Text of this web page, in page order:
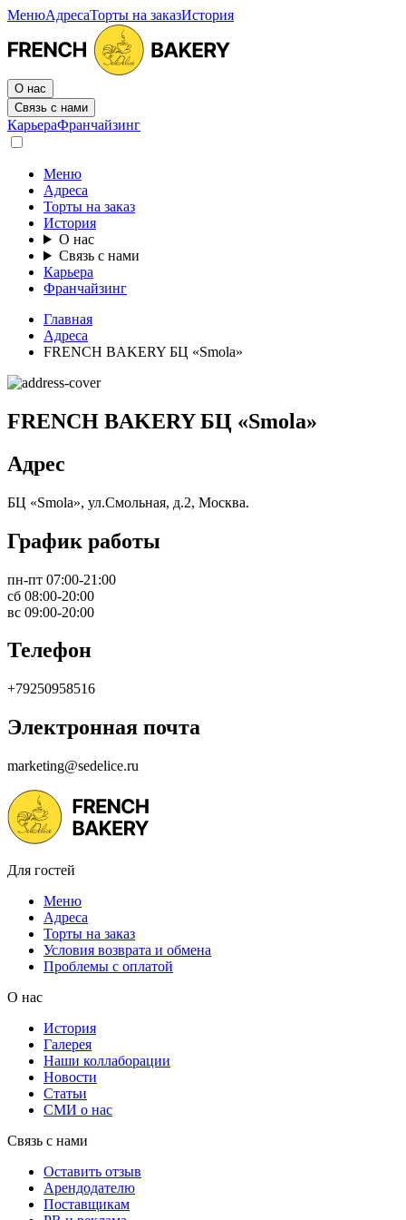
МенюАдресаТорты на заказИстория
О нас
Связь с нами
КарьераФранчайзинг
Меню
Адреса
Торты на заказ
История
О нас
Связь с нами
Карьера
Франчайзинг
Главная
Адреса
FRENCH BAKERY БЦ «Smola»
FRENCH BAKERY БЦ «Smola»
Адрес
БЦ «Smola», ул.Смольная, д.2, Москва.
График работы
пн-пт 07:00-21:00
сб 08:00-20:00
вс 09:00-20:00
Телефон
+79250958516
Электронная почта
marketing@sedelice.ru
Для гостей
Меню
Адреса
Торты на заказ
Условия возврата и обмена
Проблемы с оплатой
О нас
История
Галерея
Наши коллаборации
Новости
Статьи
СМИ о нас
Связь с нами
Оставить отзыв
Арендодателю
Поставщикам